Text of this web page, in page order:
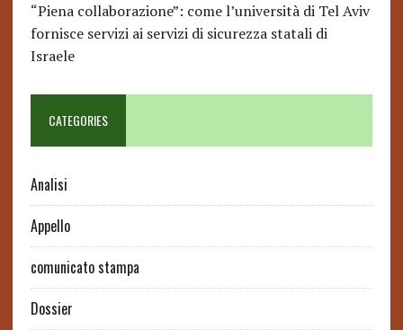
“Piena collaborazione”: come l’università di Tel Aviv
fornisce servizi ai servizi di sicurezza statali di
Israele
CATEGORIES
Analisi
Appello
comunicato stampa
Dossier